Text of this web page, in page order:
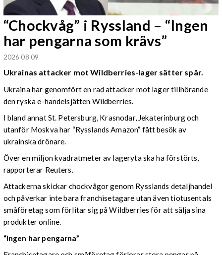
“Chockvåg” i Ryssland – “Ingen
har pengarna som krävs”
2026 08 09
Ukrainas attacker mot Wildberries-lager sätter spår.
Ukraina har genomfört en rad attacker mot lager tillhörande
den ryska e-handelsjätten Wildberries.
I bland annat St. Petersburg, Krasnodar, Jekaterinburg och
utanför Moskva har “Rysslands Amazon” fått besök av
ukrainska drönare.
Över en miljon kvadratmeter av lageryta ska ha förstörts,
rapporterar Reuters.
Attackerna skickar chockvågor genom Rysslands detaljhandel
och påverkar inte bara franchisetagare utan även tiotusentals
småföretag som förlitar sig på Wildberries för att sälja sina
produkter online.
“Ingen har pengarna”